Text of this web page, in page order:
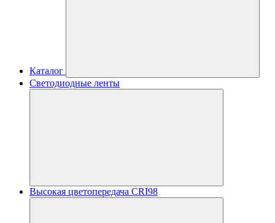
Каталог
Светодиодные ленты
Высокая цветопередача CRI98